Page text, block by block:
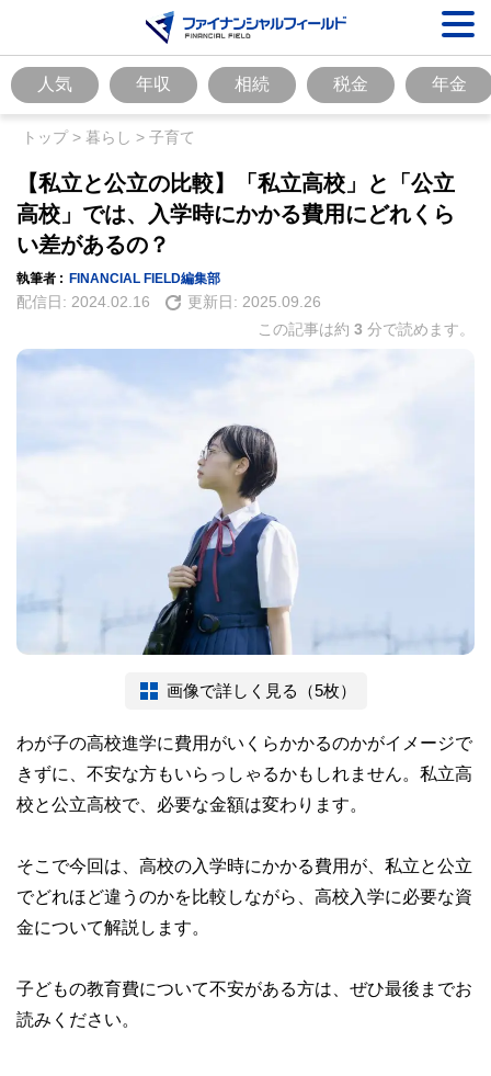
人気 年収 相続 税金 年金
トップ> 暮らし > 子育て
【私立と公立の比較】「私立高校」と「公立
高校」では、入学時にかかる費用にどれくら
い差があるの？
執筆者 : FINANCIAL FIELD編集部
配信日: 2024.02.16 更新日: 2025.09.26
この記事は約 3 分で読めます。
画像で詳しく見る（5枚）
わが子の高校進学に費用がいくらかかるのかがイメージで
きずに、不安な方もいらっしゃるかもしれません。私立高
校と公立高校で、必要な金額は変わります。
そこで今回は、高校の入学時にかかる費用が、私立と公立
でどれほど違うのかを比較しながら、高校入学に必要な資
金について解説します。
子どもの教育費について不安がある方は、ぜひ最後までお
読みください。